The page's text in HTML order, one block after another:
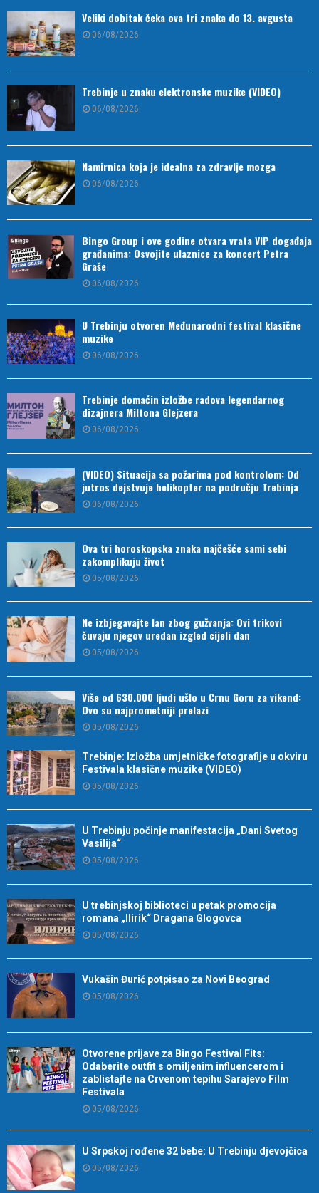
Veliki dobitak čeka ova tri znaka do 13. avgusta
06/08/2026
Trebinje u znaku elektronske muzike (VIDEO)
06/08/2026
Namirnica koja je idealna za zdravlje mozga
06/08/2026
Bingo Group i ove godine otvara vrata VIP događaja
građanima: Osvojite ulaznice za koncert Petra
Graše
06/08/2026
U Trebinju otvoren Međunarodni festival klasične
muzike
06/08/2026
Trebinje domaćin izložbe radova legendarnog
dizajnera Miltona Glejzera
06/08/2026
(VIDEO) Situacija sa požarima pod kontrolom: Od
jutros dejstvuje helikopter na području Trebinja
06/08/2026
Ova tri horoskopska znaka najčešće sami sebi
zakomplikuju život
05/08/2026
Ne izbjegavajte lan zbog gužvanja: Ovi trikovi
čuvaju njegov uredan izgled cijeli dan
05/08/2026
Više od 630.000 ljudi ušlo u Crnu Goru za vikend:
Ovo su najprometniji prelazi
05/08/2026
Trebinje: Izložba umjetničke fotografije u okviru
Festivala klasične muzike (VIDEO)
05/08/2026
U Trebinju počinje manifestacija „Dani Svetog
Vasilija“
05/08/2026
U trebinjskoj biblioteci u petak promocija
romana „Ilirik“ Dragana Glogovca
05/08/2026
Vukašin Đurić potpisao za Novi Beograd
05/08/2026
Otvorene prijave za Bingo Festival Fits:
Odaberite outfit s omiljenim influencerom i
zablistajte na Crvenom tepihu Sarajevo Film
Festivala
05/08/2026
U Srpskoj rođene 32 bebe: U Trebinju djevojčica
05/08/2026